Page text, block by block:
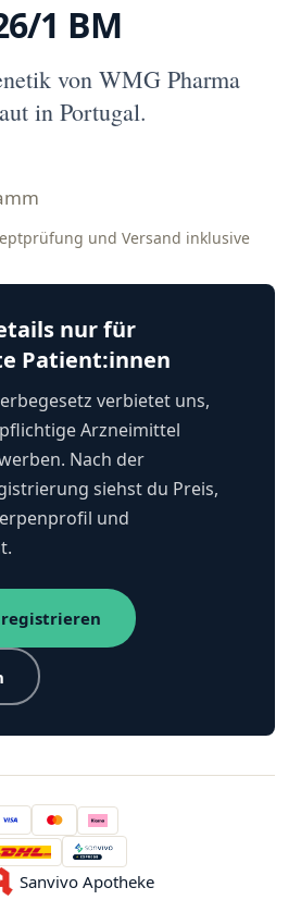
1 BM
von WMG Pharma
in Portugal.
und Versand inklusive
nur für
Patient:innen
verbietet uns,
Arzneimittel
Nach der
siehst du Preis,
und
registrieren
Sanvivo Apotheke